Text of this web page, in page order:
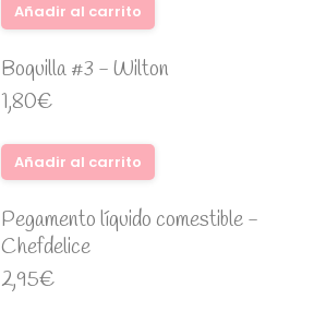
Añadir al carrito
Boquilla #3 - Wilton
1,80€
Añadir al carrito
Pegamento líquido comestible -
Chefdelice
2,95€